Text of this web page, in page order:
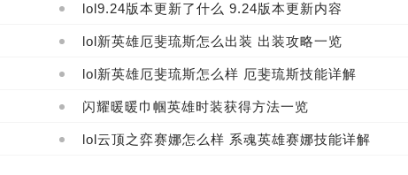
lol9.24版本更新了什么 9.24版本更新内容
lol新英雄厄斐琉斯怎么出装 出装攻略一览
lol新英雄厄斐琉斯怎么样 厄斐琉斯技能详解
闪耀暖暖巾帼英雄时装获得方法一览
lol云顶之弈赛娜怎么样 系魂英雄赛娜技能详解